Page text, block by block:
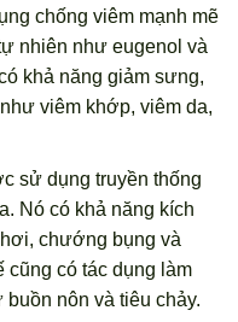
chống viêm mạnh mẽ
nhiên như eugenol và
khả năng giảm sưng,
viêm khớp, viêm da,
sử dụng truyền thống
Nó có khả năng kích
chướng bụng và
cũng có tác dụng làm
nôn và tiêu chảy.